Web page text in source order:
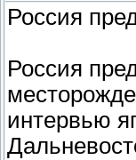
Россия
Россия
интервью